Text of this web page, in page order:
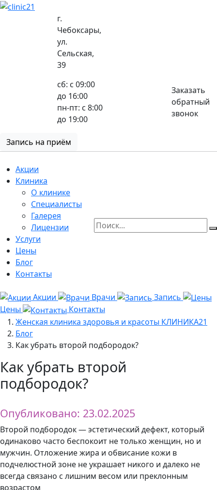
г.
Чебоксары,
ул.
Сельская,
39
сб: с 09:00
до 16:00
пн-пт: с 8:00
до 19:00
Заказать
обратный
звонок
Запись на приём
Акции
Клиника
О клинике
Специалисты
Галерея
Лицензии
Услуги
Цены
Блог
Контакты
Акции Врачи
Запись
Цены
Контакты
Женская клиника здоровья и красоты КЛИНИКА21
Блог
Как убрать второй подбородок?
Как убрать второй
подбородок?
Опубликовано: 23.02.2025
Второй подбородок — эстетический дефект, который
одинаково часто беспокоит не только женщин, но и
мужчин. Отложение жира и обвисание кожи в
подчелюстной зоне не украшает никого и далеко не
всегда связано с лишним весом или преклонным
возрастом